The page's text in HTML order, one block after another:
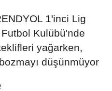
1'inci Lig
Kulübü'nde
yağarken,
düşünmüyor